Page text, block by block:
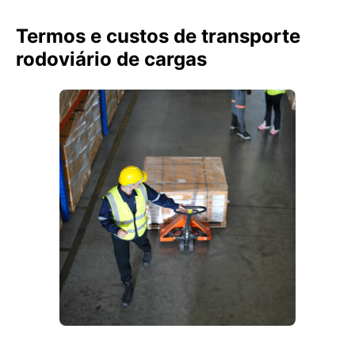
Termos e custos de transporte
rodoviário de cargas